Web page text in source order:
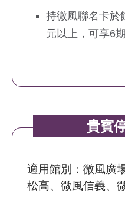
持微風聯名卡於
元以上，可享6
貴賓
適用館別：微風廣
松高、微風信義、